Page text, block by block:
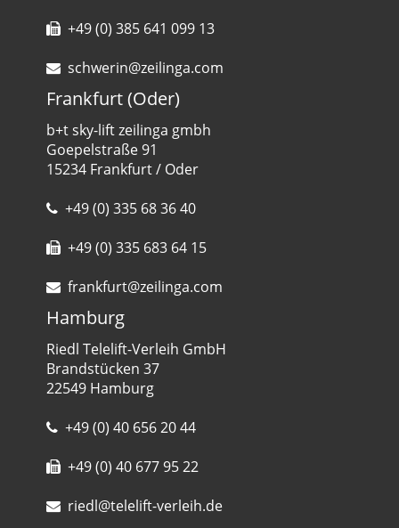
+49 (0) 385 641 099 13
schwerin@zeilinga.com
Frankfurt (Oder)
b+t sky-lift zeilinga gmbh
Goepelstraße 91
15234 Frankfurt / Oder
+49 (0) 335 68 36 40
+49 (0) 335 683 64 15
frankfurt@zeilinga.com
Hamburg
Riedl Telelift-Verleih GmbH
Brandstücken 37
22549 Hamburg
+49 (0) 40 656 20 44
+49 (0) 40 677 95 22
riedl@telelift-verleih.de